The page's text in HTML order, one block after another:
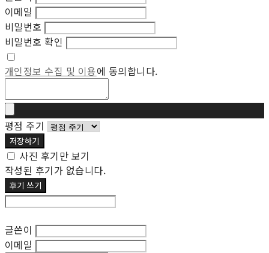
이메일
비밀번호
비밀번호 확인
개인정보 수집 및 이용에 동의합니다.
평점 주기
저장하기
사진 후기만 보기
작성된 후기가 없습니다.
후기 쓰기
글쓴이
이메일